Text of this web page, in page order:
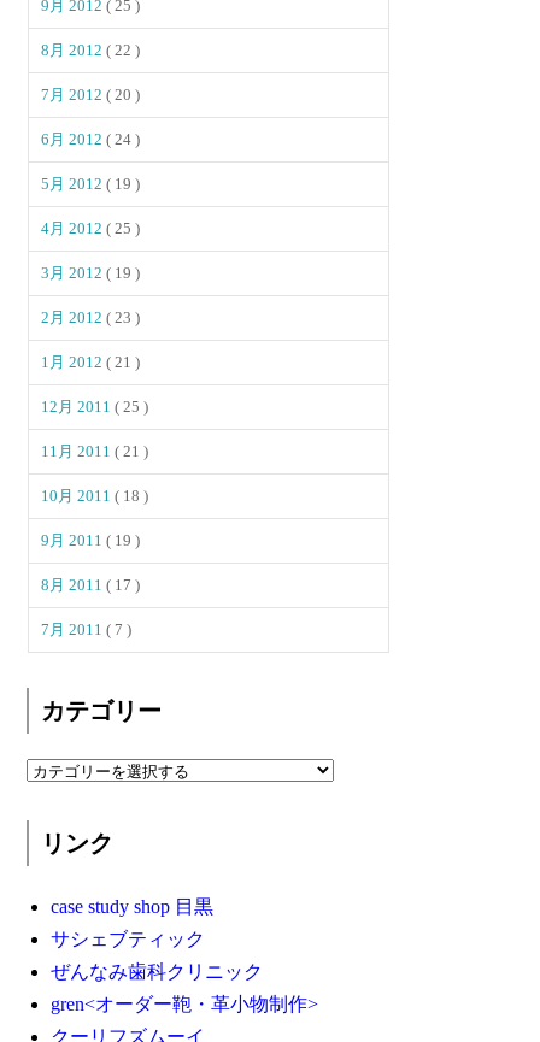
9月 2012( 25 )
8月 2012( 22 )
7月 2012( 20 )
6月 2012( 24 )
5月 2012( 19 )
4月 2012( 25 )
3月 2012( 19 )
2月 2012( 23 )
1月 2012( 21 )
12月 2011( 25 )
11月 2011( 21 )
10月 2011( 18 )
9月 2011( 19 )
8月 2011( 17 )
7月 2011( 7 )
カテゴリー
リンク
case study shop 目黒
サシェブティック
ぜんなみ歯科クリニック
gren<オーダー鞄・革小物制作>
クーリフズムーイ